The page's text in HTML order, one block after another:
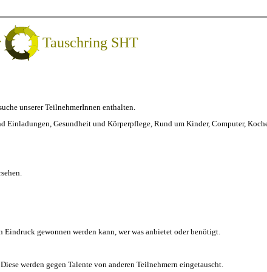
Tauschring SHT
unserer TeilnehmerInnen enthalten.
Gesundheit und Körperpflege, Rund um Kinder, Computer,
gewonnen werden kann, wer was anbietet oder benötigt.
werden gegen Talente von anderen Teilnehmern eingetauscht.